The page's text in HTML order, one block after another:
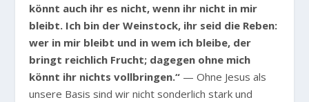
könnt auch ihr es nicht, wenn ihr nicht in mir
bleibt. Ich bin der Weinstock, ihr seid die Reben:
wer in mir bleibt und in wem ich bleibe, der
bringt reichlich Frucht; dagegen ohne mich
könnt ihr nichts vollbringen.“ — Ohne Jesus als
unsere Basis sind wir nicht sonderlich stark und